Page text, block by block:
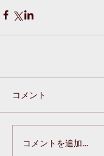
コメント
コメントを追加…